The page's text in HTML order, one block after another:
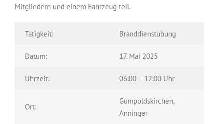
Mitgliedern und einem Fahrzeug teil.
Tätigkeit: Branddienstübung
Datum: 17. Mai 2025
Uhrzeit: 06:00 – 12:00 Uhr
Ort:
Gumpoldskirchen,
Anninger